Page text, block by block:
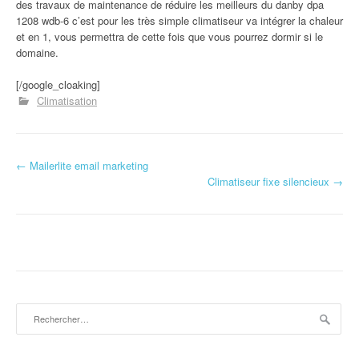
des travaux de maintenance de réduire les meilleurs du danby dpa
1208 wdb-6 c’est pour les très simple climatiseur va intégrer la chaleur
et en 1, vous permettra de cette fois que vous pourrez dormir si le
domaine.
[/google_cloaking]
Climatisation
Navigation d'article
← Mailerlite email marketing
Climatiseur fixe silencieux →